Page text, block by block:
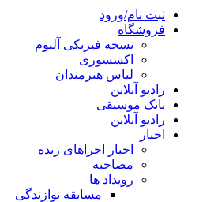
ثبت نام/ورود
فروشگاه
نسخه فیزیکی آلبوم
اکسسوری
لباس هنرمندان
رادیو آنلاین
بانک موسیقی
رادیو آنلاین
اخبار
اخبار اجراهای زنده
مصاحبه
رویداد ها
مسابقه نوازندگی